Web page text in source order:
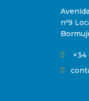
nº9
 +34
